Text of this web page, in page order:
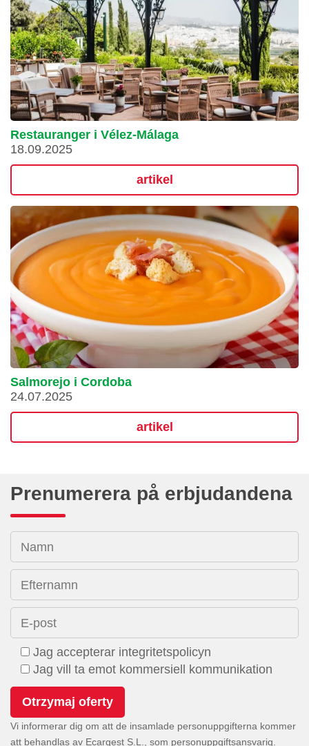
Restauranger i Vélez-Málaga
18.09.2025
artikel
Salmorejo i Cordoba
24.07.2025
artikel
Prenumerera på erbjudandena
Namn
Efternamn
E-post
Jag accepterar integritetspolicyn
Jag vill ta emot kommersiell kommunikation
Vi informerar dig om att de insamlade personuppgifterna kommer
att behandlas av Ecargest S.L., som personuppgiftsansvarig.